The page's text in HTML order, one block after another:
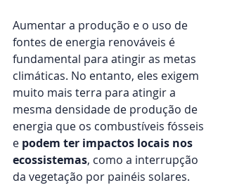
Aumentar a produção e o uso de
fontes de energia renováveis ​​é
fundamental para atingir as metas
climáticas. No entanto, eles exigem
muito mais terra para atingir a
mesma densidade de produção de
energia que os combustíveis fósseis
e podem ter impactos locais nos
ecossistemas, como a interrupção
da vegetação por painéis solares.